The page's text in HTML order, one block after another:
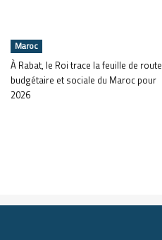
Maroc
À Rabat, le Roi trace la feuille de route
budgétaire et sociale du Maroc pour
2026